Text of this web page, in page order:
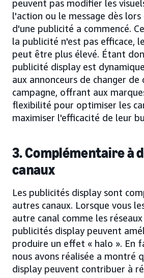
peuvent pas modifier les
l'action ou le message dès
d'une publicité a commencé.
la publicité n'est pas efficace,
peut être plus élevé. Étant
publicité display est
aux annonceurs de changer de
campagne, offrant aux
flexibilité pour optimiser les
maximiser l'efficacité de leur
3. Complémentaire à
canaux
Les publicités display sont
autres canaux. Lorsque vous
autre canal comme les
publicités display peuvent
produire un effet « halo ». En
nous avons réalisée a montré
display peuvent contribuer à